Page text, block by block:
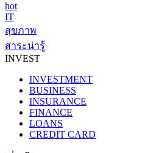
hot
IT
สุขภาพ
สาระน่ารู้
INVEST
INVESTMENT
BUSINESS
INSURANCE
FINANCE
LOANS
CREDIT CARD